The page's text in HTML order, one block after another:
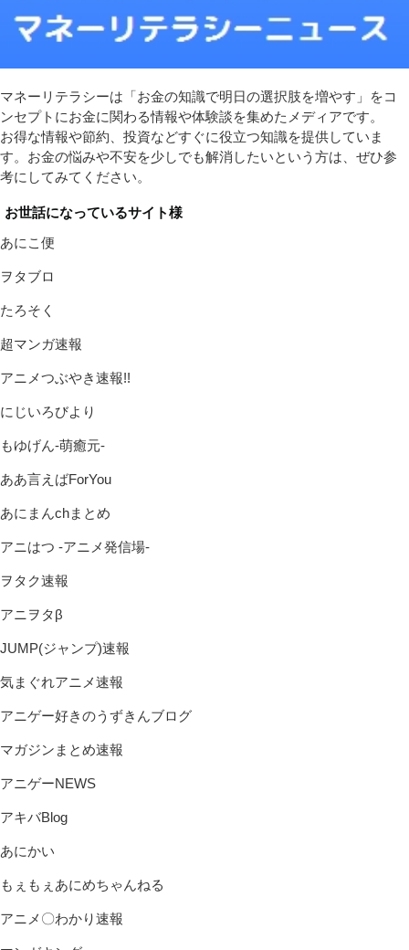
マネーリテラシーは「お金の知識で明日の選択肢を増やす」をコ
ンセプトにお金に関わる情報や体験談を集めたメディアです。
お得な情報や節約、投資などすぐに役立つ知識を提供していま
す。お金の悩みや不安を少しでも解消したいという方は、ぜひ参
考にしてみてください。
お世話になっているサイト様
あにこ便
ヲタブロ
たろそく
超マンガ速報
アニメつぶやき速報!!
にじいろびより
もゆげん-萌癒元-
ああ言えばForYou
あにまんchまとめ
アニはつ -アニメ発信場-
ヲタク速報
アニヲタβ
JUMP(ジャンプ)速報
気まぐれアニメ速報
アニゲー好きのうずきんブログ
マガジンまとめ速報
アニゲーNEWS
アキバBlog
あにかい
もぇもぇあにめちゃんねる
アニメ〇わかり速報